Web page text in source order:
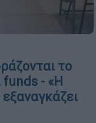
το
funds - «Η